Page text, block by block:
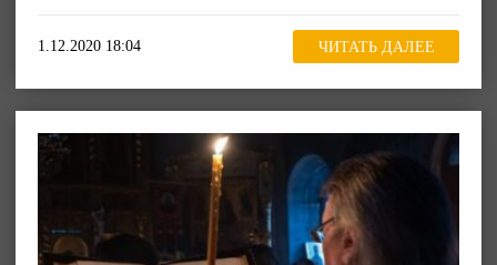
1.12.2020 18:04 ЧИТАТЬ ДАЛЕЕ